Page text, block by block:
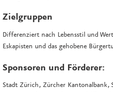
Zielgruppen
Differenziert nach Lebensstil und
Eskapisten und das gehobene
Sponsoren und Förderer:
Stadt Zürich, Zürcher